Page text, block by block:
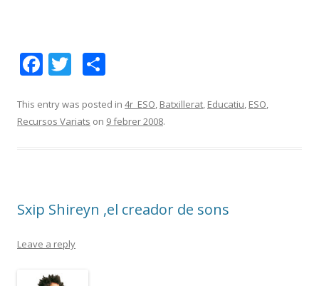
F
e
b
k
T
itt
er
m
p
ix
This entry was posted in 4r_ESO, Batxillerat, Educatiu, ESO,
Recursos Variats on 9 febrer 2008.
Sxip Shireyn ,el creador de sons
Leave a reply